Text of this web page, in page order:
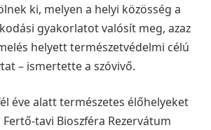
ki, melyen a helyi közösség a
gyakorlatot valósít meg, azaz
helyett természetvédelmi célú
– ismertette a szóvivő.
éve alatt természetes élőhelyeket
tavi Bioszféra Rezervátum